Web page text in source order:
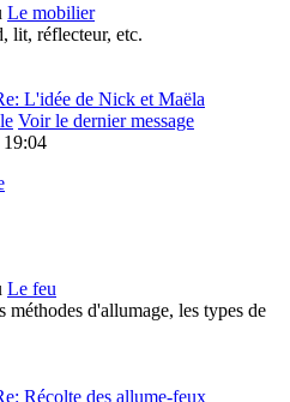
Le mobilier
lit, réflecteur, etc.
L'idée de Nick et Maëla
Voir le dernier message
19:04
Le feu
méthodes d'allumage, les types de
Récolte des allume-feux